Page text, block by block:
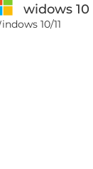
widows 10
10/11